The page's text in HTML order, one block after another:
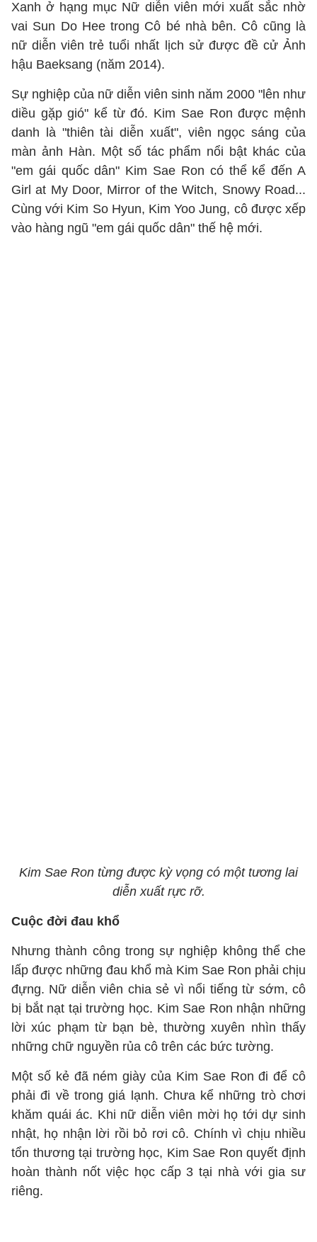
Xanh ở hạng mục Nữ diễn viên mới xuất sắc nhờ
vai Sun Do Hee trong Cô bé nhà bên. Cô cũng là
nữ diễn viên trẻ tuổi nhất lịch sử được đề cử Ảnh
hậu Baeksang (năm 2014).
Sự nghiệp của nữ diễn viên sinh năm 2000 "lên như
diều gặp gió" kể từ đó. Kim Sae Ron được mệnh
danh là "thiên tài diễn xuất", viên ngọc sáng của
màn ảnh Hàn. Một số tác phẩm nổi bật khác của
"em gái quốc dân" Kim Sae Ron có thể kể đến A
Girl at My Door, Mirror of the Witch, Snowy Road...
Cùng với Kim So Hyun, Kim Yoo Jung, cô được xếp
vào hàng ngũ "em gái quốc dân" thế hệ mới.
Kim Sae Ron từng được kỳ vọng có một tương lai
diễn xuất rực rỡ.
Cuộc đời đau khổ
Nhưng thành công trong sự nghiệp không thể che
lấp được những đau khổ mà Kim Sae Ron phải chịu
đựng. Nữ diễn viên chia sẻ vì nổi tiếng từ sớm, cô
bị bắt nạt tại trường học. Kim Sae Ron nhận những
lời xúc phạm từ bạn bè, thường xuyên nhìn thấy
những chữ nguyền rủa cô trên các bức tường.
Một số kẻ đã ném giày của Kim Sae Ron đi để cô
phải đi về trong giá lạnh. Chưa kể những trò chơi
khăm quái ác. Khi nữ diễn viên mời họ tới dự sinh
nhật, họ nhận lời rồi bỏ rơi cô. Chính vì chịu nhiều
tổn thương tại trường học, Kim Sae Ron quyết định
hoàn thành nốt việc học cấp 3 tại nhà với gia sư
riêng.